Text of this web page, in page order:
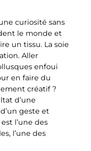
curiosité sans
le monde et
un tissu. La soie
Aller
enfoui
en faire du
créatif ?
d’une
geste et
l’une des
l’une des